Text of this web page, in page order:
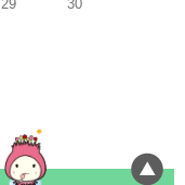
29 30